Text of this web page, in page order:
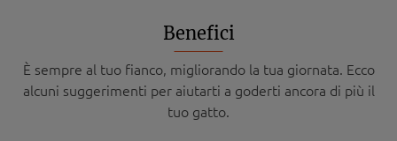
Benefici
È sempre al tuo fianco, migliorando la tua giornata. Ecco
alcuni suggerimenti per aiutarti a goderti ancora di più il
tuo gatto.